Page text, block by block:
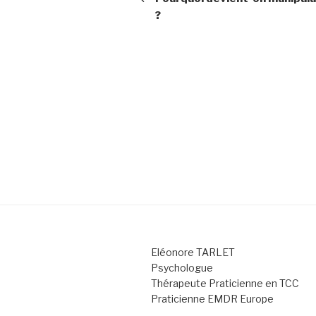
l’article
?
Eléonore TARLET
Psychologue
Thérapeute Praticienne en TCC
Praticienne EMDR Europe